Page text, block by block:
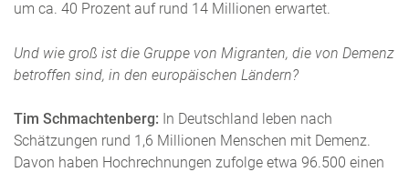
um ca. 40 Prozent auf rund 14 Millionen erwartet.
Und wie groß ist die Gruppe von Migranten, die von Demenz
betroffen sind, in den europäischen Ländern?
Tim Schmachtenberg: In Deutschland leben nach
Schätzungen rund 1,6 Millionen Menschen mit Demenz.
Davon haben Hochrechnungen zufolge etwa 96.500 einen